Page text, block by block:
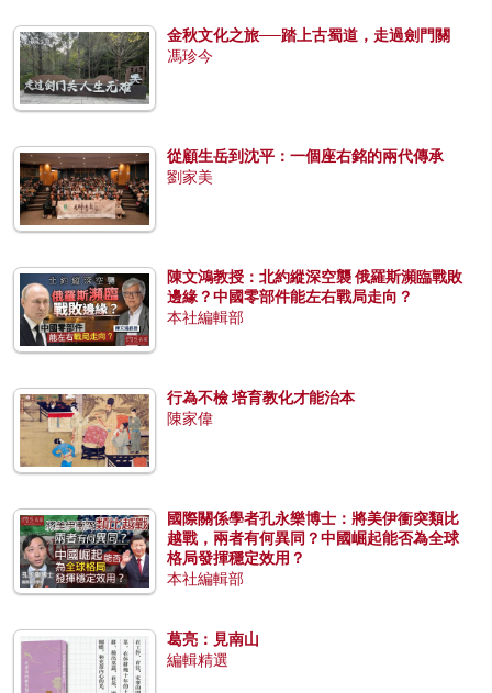
金秋文化之旅──踏上古蜀道，走過劍門關
馮珍今
從顧生岳到沈平：一個座右銘的兩代傳承
劉家美
陳文鴻教授：北約縱深空襲 俄羅斯瀕臨戰敗
邊緣？中國零部件能左右戰局走向？
本社編輯部
行為不檢 培育教化才能治本
陳家偉
國際關係學者孔永樂博士：將美伊衝突類比
越戰，兩者有何異同？中國崛起能否為全球
格局發揮穩定效用？
本社編輯部
葛亮：見南山
編輯精選